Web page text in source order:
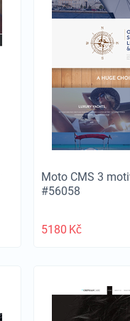
Moto CMS 3
#56058
5180 Kč